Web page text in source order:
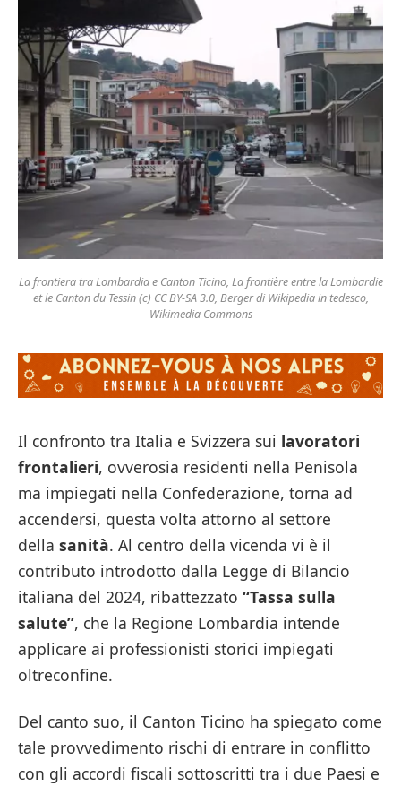
La frontiera tra Lombardia e Canton Ticino, La frontière entre la Lombardie
et le Canton du Tessin (c) CC BY-SA 3.0, Berger di Wikipedia in tedesco,
Wikimedia Commons
Il confronto tra Italia e Svizzera sui lavoratori
frontalieri, ovverosia residenti nella Penisola
ma impiegati nella Confederazione, torna ad
accendersi, questa volta attorno al settore
della sanità. Al centro della vicenda vi è il
contributo introdotto dalla Legge di Bilancio
italiana del 2024, ribattezzato “Tassa sulla
salute”, che la Regione Lombardia intende
applicare ai professionisti storici impiegati
oltreconfine.
Del canto suo, il Canton Ticino ha spiegato come
tale provvedimento rischi di entrare in conflitto
con gli accordi fiscali sottoscritti tra i due Paesi e